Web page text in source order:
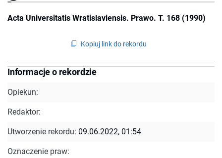
Acta Universitatis Wratislaviensis. Prawo. T. 168 (1990)
Kopiuj link do rekordu
Informacje o rekordzie
Opiekun:
Redaktor:
Utworzenie rekordu: 09.06.2022, 01:54
Oznaczenie praw: